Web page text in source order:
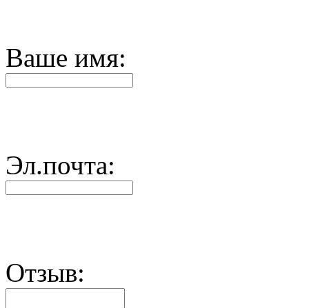
Ваше имя:
Эл.почта:
Отзыв: